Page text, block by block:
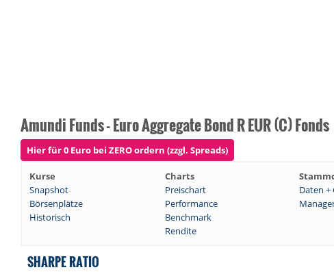
Amundi Funds - Euro Aggregate Bond R EUR (C) Fonds
Hier für 0 Euro bei ZERO ordern (zzgl. Spreads)
Kurse Charts
Snapshot
Preischart Daten +
Börsenplätze
Performance
Historisch
Benchmark
Rendite
SHARPE RATIO